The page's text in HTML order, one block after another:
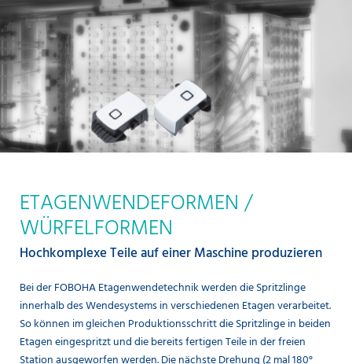
ETAGENWENDEFORMEN /
WÜRFELFORMEN
Hochkomplexe Teile auf einer Maschine produzieren
Bei der FOBOHA Etagenwendetechnik werden die Spritzlinge
innerhalb des Wendesystems in verschiedenen Etagen verarbeitet.
So können im gleichen Produktionsschritt die Spritzlinge in beiden
Etagen eingespritzt und die bereits fertigen Teile in der freien